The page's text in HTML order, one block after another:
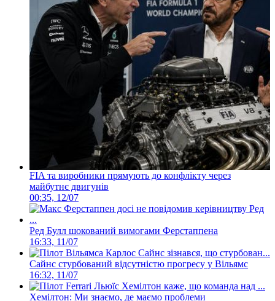
FIA та виробники прямують до конфлікту через
майбутнє двигунів
00:35, 12/07
Ред Булл шокований вимогами Ферстаппена
16:33, 11/07
Сайнс стурбований відсутністю прогресу у Вільямс
16:32, 11/07
Хемілтон: Ми знаємо, де маємо проблеми